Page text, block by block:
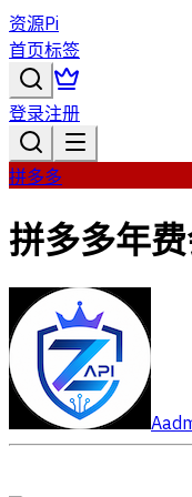
资源Pi
首页标签
登录注册
拼多多
拼多多年
A